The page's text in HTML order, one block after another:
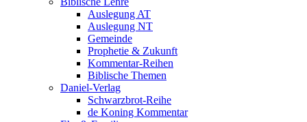
Auslegung AT
Auslegung NT
Gemeinde
Prophetie & Zukunft
Kommentar-Reihen
Biblische Themen
Daniel-Verlag
Schwarzbrot-Reihe
de Koning Kommentar